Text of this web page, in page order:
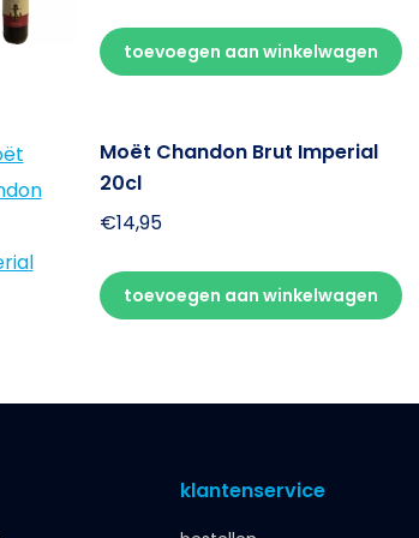
toevoegen aan winkelwagen
Moët Chandon Brut Imperial
20cl
€14,95
toevoegen aan winkelwagen
klantenservice